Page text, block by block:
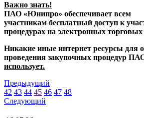
Важно знать!
ПАО «Юнипро» обеспечивает всем
участникам бесплатный доступ к
процедурах на электронных
Никакие иные интернет ресурсы для
проведения закупочных процедур
использует.
Предыдущий
42 43 44 45 46 47 48
Следующий